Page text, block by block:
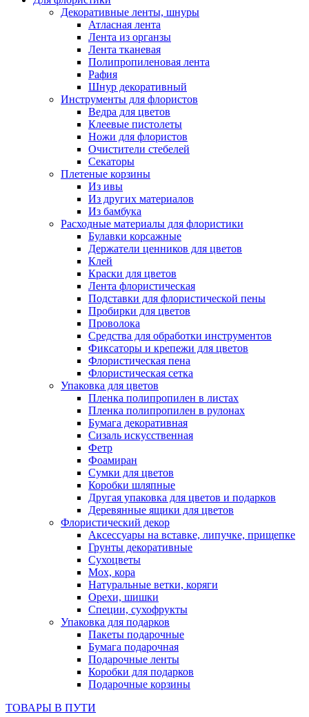
Декоративные ленты, шнуры
Атласная лента
Лента из органзы
Лента тканевая
Полипропиленовая лента
Рафия
Шнур декоративный
Инструменты для флористов
Ведра для цветов
Клеевые пистолеты
Ножи для флористов
Очистители стебелей
Секаторы
Плетеные корзины
Из ивы
Из других материалов
Из бамбука
Расходные материалы для флористики
Булавки корсажные
Держатели ценников для цветов
Клей
Краски для цветов
Лента флористическая
Подставки для флористической пены
Пробирки для цветов
Проволока
Средства для обработки инструментов
Фиксаторы и крепежи для цветов
Флористическая пена
Флористическая сетка
Упаковка для цветов
Пленка полипропилен в листах
Пленка полипропилен в рулонах
Бумага декоративная
Сизаль искусственная
Фетр
Фоамиран
Сумки для цветов
Коробки шляпные
Другая упаковка для цветов и подарков
Деревянные ящики для цветов
Флористический декор
Аксессуары на вставке, липучке, прищепке
Грунты декоративные
Сухоцветы
Мох, кора
Натуральные ветки, коряги
Орехи, шишки
Специи, сухофрукты
Упаковка для подарков
Пакеты подарочные
Бумага подарочная
Подарочные ленты
Коробки для подарков
Подарочные корзины
ТОВАРЫ В ПУТИ